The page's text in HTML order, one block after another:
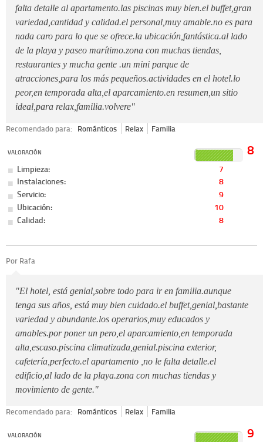
falta detalle al apartamento.las piscinas muy bien.el buffet,gran
variedad,cantidad y calidad.el personal,muy amable.no es para
nada caro para lo que se ofrece.la ubicación,fantástica.al lado
de la playa y paseo marítimo.zona con muchas tiendas,
restaurantes y mucha gente .un mini parque de
atracciones,para los más pequeños.actividades en el hotel.lo
peor,en temporada alta,el aparcamiento.en resumen,un sitio
ideal,para relax,familia.volvere"
Recomendado para: Románticos Relax Familia
VALORACIÓN 8
Limpieza:
7
Instalaciones:
8
Servicio:
9
Ubicación:
10
Calidad:
8
Por Rafa
"El hotel, está genial,sobre todo para ir en familia.aunque
tenga sus años, está muy bien cuidado.el buffet,genial,bastante
variedad y abundante.los operarios,muy educados y
amables.por poner un pero,el aparcamiento,en temporada
alta,escaso.piscina climatizada,genial.piscina exterior,
cafetería,perfecto.el apartamento ,no le falta detalle.el
edificio,al lado de la playa.zona con muchas tiendas y
movimiento de gente."
Recomendado para: Románticos Relax Familia
VALORACIÓN 9